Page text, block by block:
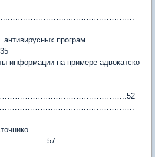
програм
информации на примере адвокатско